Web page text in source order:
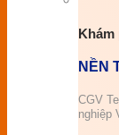
Khám
NỀN
CGV
nghiệp